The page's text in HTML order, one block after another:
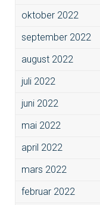
oktober 2022
september 2022
august 2022
juli 2022
juni 2022
mai 2022
april 2022
mars 2022
februar 2022